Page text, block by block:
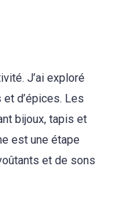
J’ai exploré
d’épices. Les
bijoux, tapis et
est une étape
et de sons